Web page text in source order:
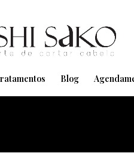
Blog
seu Visual??
Whatsapp